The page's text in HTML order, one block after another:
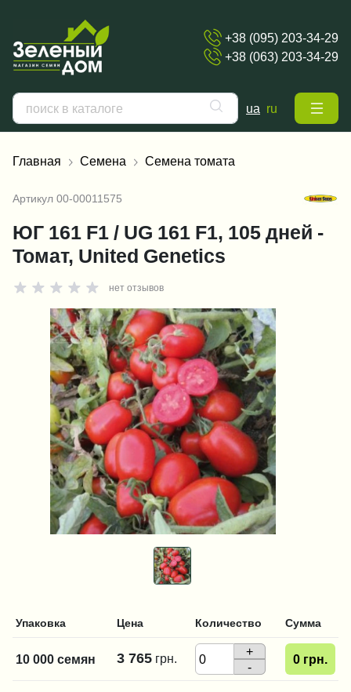
+38 (095) 203-34-29
+38 (063) 203-34-29
ua ru
Главная Семена Семена томата
Артикул 00-00011575
ЮГ 161 F1 / UG 161 F1, 105 дней -
Томат, United Genetics
нет отзывов
Упаковка Цена Количество Сумма
10 000 семян 3 765 грн.
+
-
0 грн.